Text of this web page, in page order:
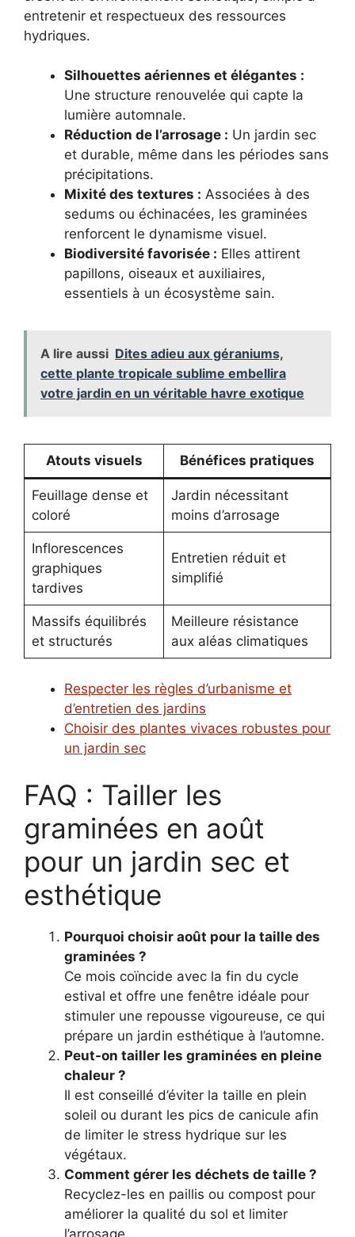
entretenir et respectueux des ressources
hydriques.
Silhouettes aériennes et élégantes :
Une structure renouvelée qui capte la
lumière automnale.
Réduction de l’arrosage : Un jardin sec
et durable, même dans les périodes sans
précipitations.
Mixité des textures : Associées à des
sedums ou échinacées, les graminées
renforcent le dynamisme visuel.
Biodiversité favorisée : Elles attirent
papillons, oiseaux et auxiliaires,
essentiels à un écosystème sain.
A lire aussi Dites adieu aux géraniums,
cette plante tropicale sublime embellira
votre jardin en un véritable havre exotique
Atouts visuels Bénéfices pratiques
Feuillage dense et
coloré
Jardin nécessitant
moins d’arrosage
Inflorescences
graphiques
tardives
Entretien réduit et
simplifié
Massifs équilibrés
et structurés
Meilleure résistance
aux aléas climatiques
Respecter les règles d’urbanisme et
d’entretien des jardins
Choisir des plantes vivaces robustes pour
un jardin sec
FAQ : Tailler les
graminées en août
pour un jardin sec et
esthétique
Pourquoi choisir août pour la taille des
graminées ?
Ce mois coïncide avec la fin du cycle
estival et offre une fenêtre idéale pour
stimuler une repousse vigoureuse, ce qui
prépare un jardin esthétique à l’automne.
Peut-on tailler les graminées en pleine
chaleur ?
Il est conseillé d’éviter la taille en plein
soleil ou durant les pics de canicule afin
de limiter le stress hydrique sur les
végétaux.
Comment gérer les déchets de taille ?
Recyclez-les en paillis ou compost pour
améliorer la qualité du sol et limiter